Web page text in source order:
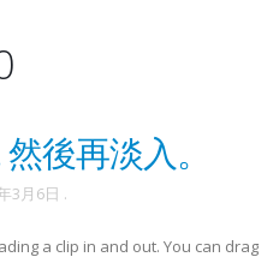
後再淡入。
3月6日 .
a clip in and out. You can drag